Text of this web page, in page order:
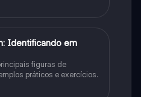
Identificando em
figuras de
práticos e exercícios.